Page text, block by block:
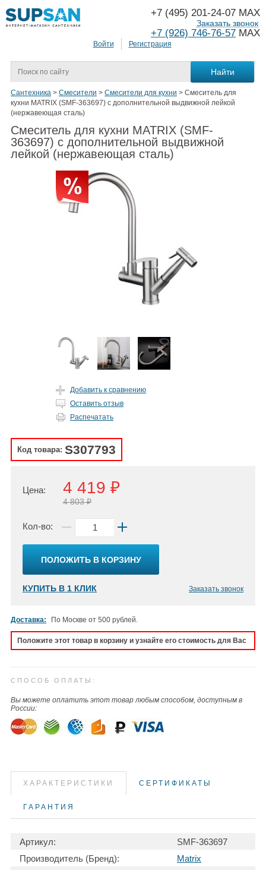
Войти Регистрация
+7 (495) 201-24-07 MAX
+7 (926) 746-76-57 MAX
Заказать звонок
Сантехника > Смесители > Смесители для кухни > Смеситель для
кухни MATRIX (SMF-363697) с дополнительной выдвижной лейкой
(нержавеющая сталь)
Смеситель для кухни MATRIX (SMF-
363697) с дополнительной выдвижной
лейкой (нержавеющая сталь)
Добавить к сравнению
Оставить отзыв
Распечатать
Код товара: S307793
Цена: 4 419 ₽
4 803 ₽
Кол-во:
ПОЛОЖИТЬ В КОРЗИНУ
КУПИТЬ В 1 КЛИК Заказать звонок
Доставка: По Москве от 500 рублей.
Положите этот товар в корзину и узнайте его стоимость для Вас
СПОСОБ ОПЛАТЫ:
Вы можете оплатить этот товар любым способом, доступным в
России:
ХАРАКТЕРИСТИКИ СЕРТИФИКАТЫ
ГАРАНТИЯ
Артикул:
SMF-363697
Производитель (Бренд):
Matrix